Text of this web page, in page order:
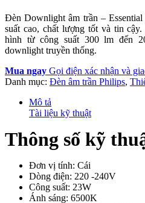
Đèn Downlight âm trần –
suất cao, chất lượng tốt và tin
hình từ công suất 300 lm đến
downlight truyền thống.
Mua ngay Gọi điện xác nhận và
Danh mục: Đèn âm trần Philips,
Mô tả
Tài liệu kỹ thuật
Thông số kỹ
Đơn vị tính: Cái
Dòng điện: 220 -240V
Công suất: 23W
Ánh sáng: 6500K